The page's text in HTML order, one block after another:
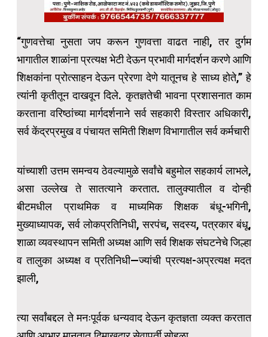
“गुणवत्तेचा नुसता जप करून गुणवत्ता वाढत नाही, तर दुर्गम
भागातील शाळांना प्रत्यक्ष भेटी देऊन प्रभावी मार्गदर्शन करणे आणि
शिक्षकांना प्रोत्साहन देऊन प्रेरणा देणे यातूनच हे साध्य होते,” हे
त्यांनी कृतीतून दाखवून दिले. कृतज्ञतेची भावना प्रशासनात काम
करताना वरिष्ठांच्या मार्गदर्शनाने सर्व सहकारी विस्तार अधिकारी,
सर्व केंद्रप्रमुख व पंचायत समिती शिक्षण विभागातील सर्व कर्मचारी
यांच्याशी उत्तम समन्वय ठेवल्यामुळे सर्वांचे बहुमोल सहकार्य लाभले,
असा उल्लेख ते सातत्याने करतात. तालुक्यातील व दोन्ही
बीटमधील प्राथमिक व माध्यमिक शिक्षक बंधू-भगिनी,
मुख्याध्यापक, सर्व लोकप्रतिनिधी, सरपंच, सदस्य, पत्रकार बंधू,
शाळा व्यवस्थापन समिती अध्यक्ष आणि सर्व शिक्षक संघटनेचे जिल्हा
व तालुका अध्यक्ष व प्रतिनिधी—ज्यांची प्रत्यक्ष-अप्रत्यक्ष मदत
झाली,
त्या सर्वांबद्दल ते मनःपूर्वक धन्यवाद देऊन कृतज्ञता व्यक्त करतात